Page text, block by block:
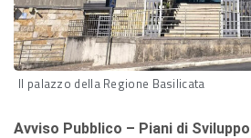
Il palazzo della Regione Basilicata
Avviso Pubblico – Piani di